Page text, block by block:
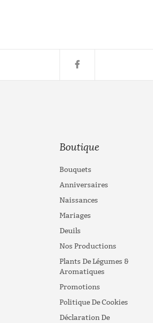
Boutique
Bouquets
Anniversaires
Naissances
Mariages
Deuils
Nos Productions
Plants De Légumes &
Aromatiques
Promotions
Politique De Cookies
Déclaration De